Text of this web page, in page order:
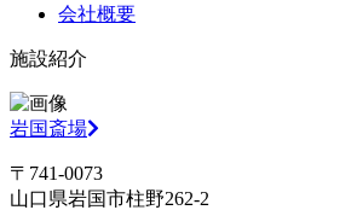
会社概要
施設紹介
岩国斎場
〒741-0073
山口県岩国市柱野262-2